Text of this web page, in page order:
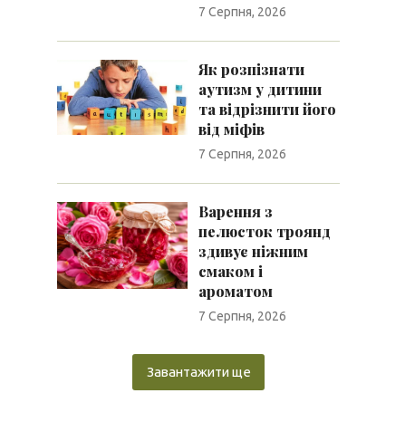
7 Серпня, 2026
Як розпізнати
аутизм у дитини
та відрізнити його
від міфів
7 Серпня, 2026
Варення з
пелюсток троянд
здивує ніжним
смаком і
ароматом
7 Серпня, 2026
Завантажити ще